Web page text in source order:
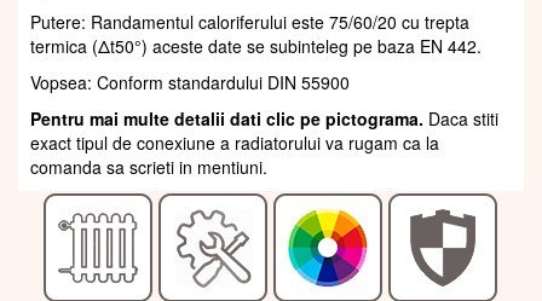
Putere: Randamentul caloriferului este 75/60/20 cu trepta
termica (Δt50°) aceste date se subinteleg pe baza EN 442.
Vopsea: Conform standardului DIN 55900
Pentru mai multe detalii dati clic pe pictograma. Daca stiti
exact tipul de conexiune a radiatorului va rugam ca la
comanda sa scrieti in mentiuni.